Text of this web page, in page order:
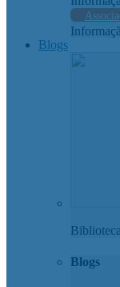
Blogs
Blogs